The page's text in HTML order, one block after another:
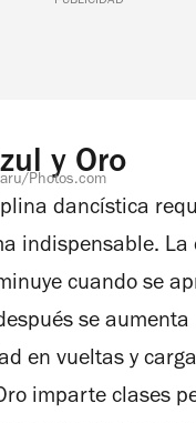
y Oro
Photos.com
dancística
indispensable. La
cuando se
se aumenta
en vueltas y
imparte clases